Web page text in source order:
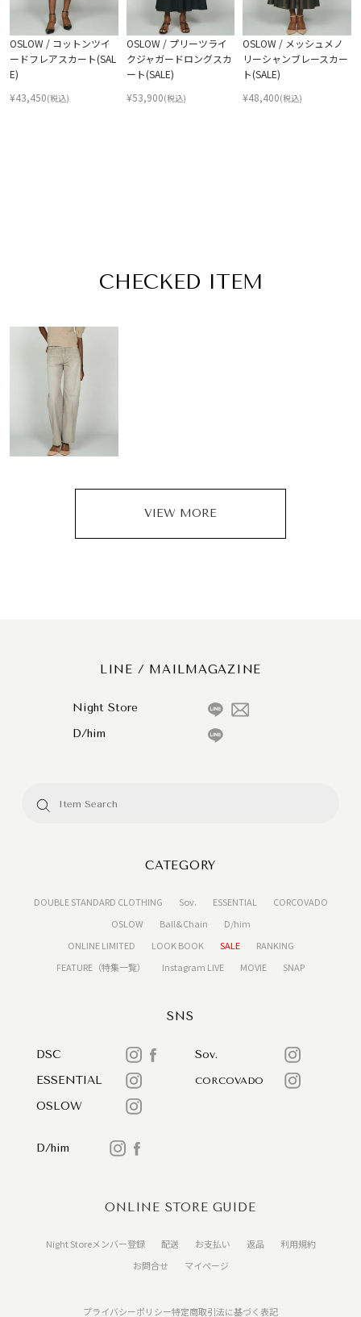
OSLOW / コットンツイ
ードフレアスカート(SAL
E)
¥43,450(税込)
OSLOW / プリーツライ
クジャガードロングスカ
ート(SALE)
¥53,900(税込)
OSLOW / メッシュメノ
リーシャンブレースカー
ト(SALE)
¥48,400(税込)
CHECKED ITEM
VIEW MORE
LINE / MAILMAGAZINE
Night Store
D/him
CATEGORY
DOUBLE STANDARD CLOTHING Sov. ESSENTIAL
CORCOVADO
OSLOW
Ball&Chain
D/him
ONLINE LIMITED
LOOK BOOK SALE
RANKING
FEATURE（特集一覧）
Instagram LIVE MOVIE SNAP
SNS
DSC
Sov.
ESSENTIAL
CORCOVADO
OSLOW
D/him
ONLINE STORE GUIDE
Night Storeメンバー登録 配送 お支払い 返品
利用規約
お問合せ
マイページ
プライバシーポリシー特定商取引法に基づく表記